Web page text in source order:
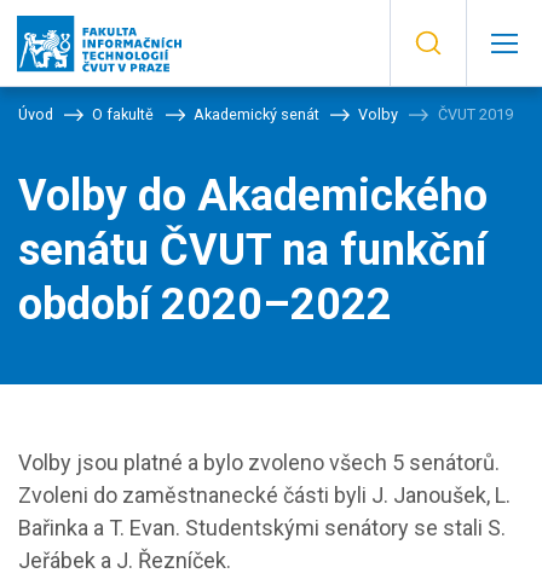
Úvod O fakultě Akademický senát Volby ČVUT 2019
Volby do Akademického
senátu ČVUT na funkční
období 2020–2022
Volby jsou platné a bylo zvoleno všech 5 senátorů.
Zvoleni do zaměstnanecké části byli J. Janoušek, L.
Bařinka a T. Evan. Studentskými senátory se stali S.
Jeřábek a J. Řezníček.